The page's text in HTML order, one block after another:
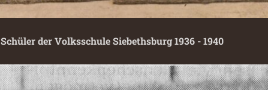
Schüler der Volksschule Siebethsburg 1936 - 1940